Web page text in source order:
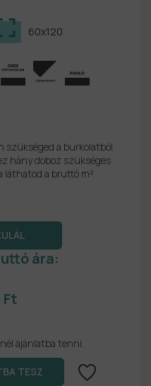
60x120
szükséged a burkolatból
hány doboz szükséges
láthatod a bruttó m²
ára:
Ft
ajánlatba tenni.